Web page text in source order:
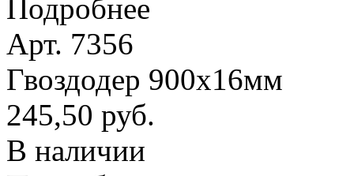
Подробнее
Арт. 7356
Гвоздодер 900х16мм
245,50 руб.
В наличии